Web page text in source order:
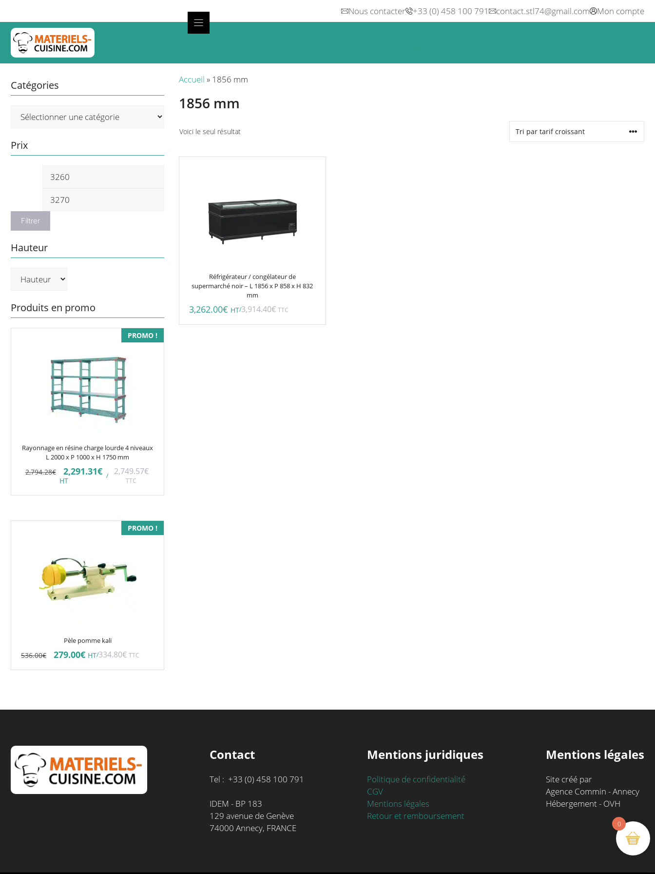
contenu
Nous contacter +33 (0) 458 100 791 contact.stl74@gmail.com Mon compte
Accueil » 1856 mm
1856 mm
Voici le seul résultat
Réfrigérateur / congélateur de
supermarché noir – L 1856 x P 858 x H 832
mm
3,262.00€ HT/3,914.40€ TTC
Catégories
Prix
Prix
Filtrer
Hauteur
Produits en promo
PROMO !
Rayonnage en résine charge lourde 4 niveaux
L 2000 x P 1000 x H 1750 mm
2,794.28€ Le
prix
initial
était :
2,291.31€Le
prix
est :
HT
/ 2,749.57€
TTC
PROMO !
Pèle pomme kali
536.00€ Le
prix
initial
279.00€Le
prix
actuel
HT/334.80€ TTC
Contact
Tel : +33 (0) 458 100 791
IDEM - BP 183
129 avenue de Genève
74000 Annecy, FRANCE
Mentions juridiques
Politique de confidentialité
CGV
Mentions légales
Retour et remboursement
Mentions légales
Site créé par
Agence Commin - Annecy
Hébergement - OVH
0